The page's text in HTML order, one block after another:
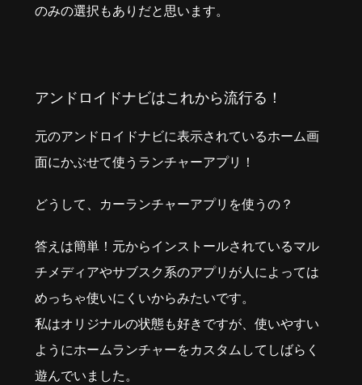
のみの選択もありだと思います。
アンドロイドナビはこれから流行る！
元のアンドロイドナビに表示されているホーム画
面にかぶせて使うランチャーアプリ！
どうして、カーランチャーアプリを使うの？
答えは簡単！元からインストールされているマル
チメディアやサブスク系のアプリが人によっては
めっちゃ使いにくいからみたいです。
私はオリジナルの状態も好きですが、使いやすい
ようにホームランチャーをカスタムしてしばらく
遊んでいました。